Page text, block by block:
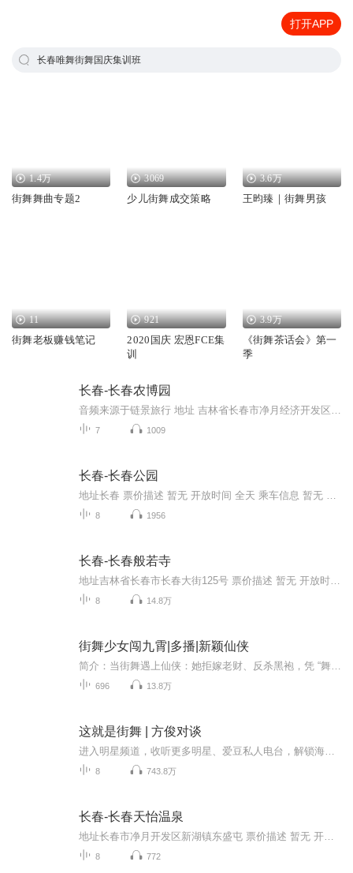
打开APP
长春唯舞街舞国庆集训班
1.4万
街舞舞曲专题2
3069
少儿街舞成交策略
3.6万
王昀臻｜街舞男孩
11
街舞老板赚钱笔记
921
2020国庆 宏恩FCE集
训
3.9万
《街舞茶话会》第一
季
长春-长春农博园
7 1009
长春-长春公园
8 1956
长春-长春般若寺
8 14.8万
街舞少女闯九霄|多播|新颖仙侠
696 13.8万
这就是街舞 | 方俊对谈
8 743.8万
长春-长春天怡温泉
8 772